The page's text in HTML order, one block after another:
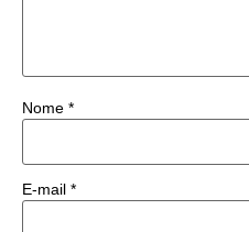
Nome *
E-mail *